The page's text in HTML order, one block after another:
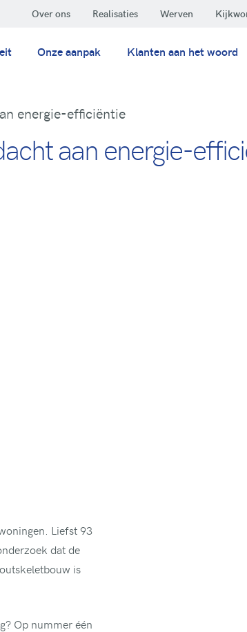
Over ons Realisaties Werven
Onze aanpak Klanten aan het woord
energie-efficiëntie
aan energie-
Liefst 93
dat de
is
Op nummer één